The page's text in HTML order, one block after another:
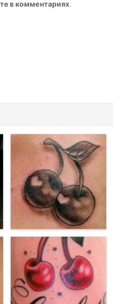
в комментариях.